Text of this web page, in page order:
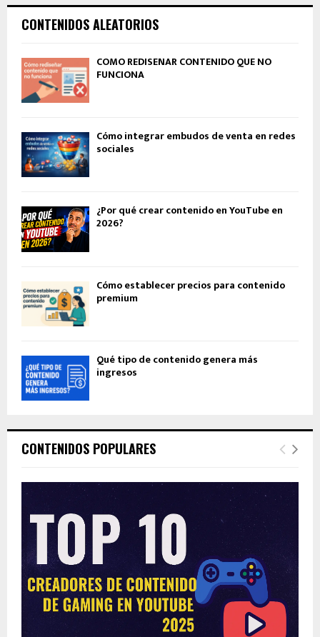
CONTENIDOS ALEATORIOS
CÓMO REDISEÑAR CONTENIDO QUE NO
FUNCIONA
Cómo integrar embudos de venta en redes
sociales
¿Por qué crear contenido en YouTube en
2026?
Cómo establecer precios para contenido
premium
Qué tipo de contenido genera más
ingresos
CONTENIDOS POPULARES